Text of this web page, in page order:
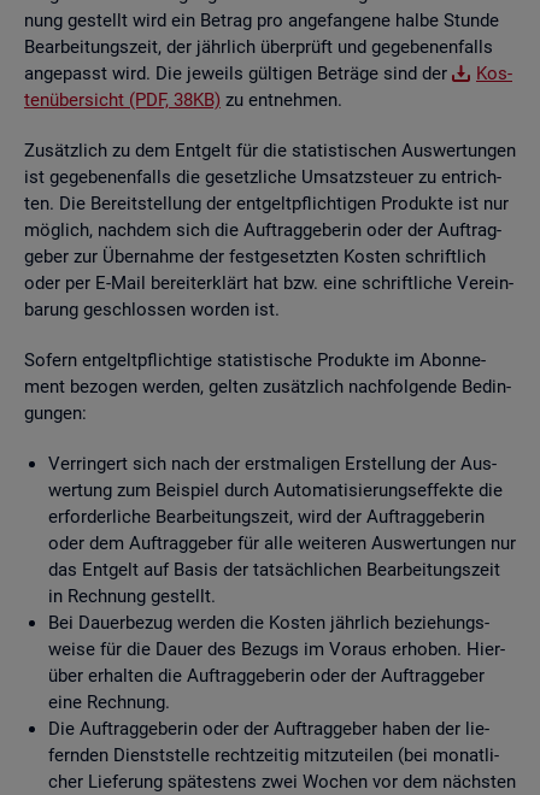
nung ge­stellt wird ein Be­trag pro an­ge­fan­ge­ne halbe Stun­de
Be­ar­bei­tungs­zeit, der jähr­lich über­prüft und ge­ge­be­nen­falls
an­ge­passt wird. Die je­weils gül­ti­gen Be­trä­ge sind der
Kos­
ten­über­sicht (PDF, 38KB) zu ent­neh­men.
Zu­sätz­lich zu dem Ent­gelt für die sta­tis­ti­schen Aus­wer­tun­gen
ist ge­ge­be­nen­falls die ge­setz­li­che Um­satz­steu­er zu ent­rich­
ten. Die Be­reit­stel­lung der ent­gelt­pflich­ti­gen Pro­duk­te ist nur
mög­lich, nach­dem sich die Auf­trag­ge­be­rin oder der Auf­trag­
ge­ber zur Über­nah­me der fest­ge­setz­ten Kos­ten schrift­lich
oder per E-Mail be­reit­er­klärt hat bzw. eine schrift­li­che Ver­ein­
ba­rung ge­schlos­sen wor­den ist.
So­fern ent­gelt­pflich­ti­ge sta­tis­ti­sche Pro­duk­te im Abon­ne­
ment be­zo­gen wer­den, gel­ten zu­sätz­lich nach­fol­gen­de Be­din­
gun­gen:
Ver­rin­gert sich nach der erst­ma­li­gen Er­stel­lung der Aus­
wer­tung zum Bei­spiel durch Au­to­ma­ti­sie­rungs­ef­fek­te die
er­for­der­li­che Be­ar­bei­tungs­zeit, wird der Auf­trag­ge­be­rin
oder dem Auf­trag­ge­ber für alle wei­te­ren Aus­wer­tun­gen nur
das Ent­gelt auf Basis der tat­säch­li­chen Be­ar­bei­tungs­zeit
in Rech­nung ge­stellt.
Bei Dau­er­be­zug wer­den die Kos­ten jähr­lich be­zie­hungs­
wei­se für die Dauer des Be­zugs im Vor­aus er­ho­ben. Hier­
über er­hal­ten die Auf­trag­ge­be­rin oder der Auf­trag­ge­ber
eine Rech­nung.
Die Auf­trag­ge­be­rin oder der Auf­trag­ge­ber haben der lie­
fern­den Dienst­stel­le recht­zei­tig mit­zu­tei­len (bei mo­nat­li­
cher Lie­fe­rung spä­tes­tens zwei Wo­chen vor dem nächs­ten